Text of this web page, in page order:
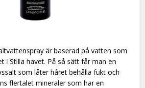
är baserad på vatten som
i Stilla havet. På så sätt får man en
som låter håret behålla fukt och
flertalet mineraler som har en